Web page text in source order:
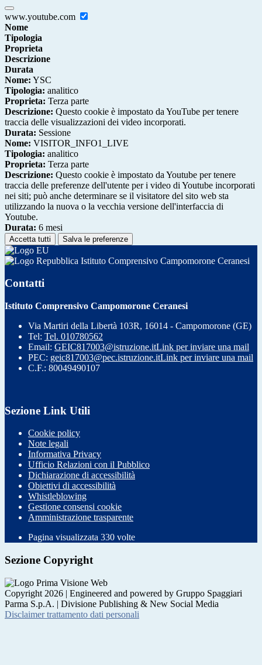
www.youtube.com
Nome
Tipologia
Proprieta
Descrizione
Durata
Nome: YSC
Tipologia: analitico
Proprieta: Terza parte
Descrizione: Questo cookie è impostato da YouTube per tenere
traccia delle visualizzazioni dei video incorporati.
Durata: Sessione
Nome: VISITOR_INFO1_LIVE
Tipologia: analitico
Proprieta: Terza parte
Descrizione: Questo cookie è impostato da Youtube per tenere
traccia delle preferenze dell'utente per i video di Youtube incorporati
nei siti; può anche determinare se il visitatore del sito web sta
utilizzando la nuova o la vecchia versione dell'interfaccia di
Youtube.
Durata: 6 mesi
Accetta tutti Salva le preferenze
Istituto Comprensivo Campomorone Ceranesi
Contatti
Istituto Comprensivo Campomorone Ceranesi
Via Martiri della Libertà 103R, 16014 - Campomorone (GE)
Tel: Tel. 010780562
Email: GEIC817003@istruzione.itLink per inviare una mail
PEC: geic817003@pec.istruzione.itLink per inviare una mail
C.F.: 80049490107
Sezione Link Utili
Cookie policy
Note legali
Informativa Privacy
Ufficio Relazioni con il Pubblico
Dichiarazione di accessibilità
Obiettivi di accessibilità
Whistleblowing
Gestione consensi cookie
Amministrazione trasparente
Pagina visualizzata 330 volte
Sezione Copyright
Copyright 2026 | Engineered and powered by Gruppo Spaggiari
Parma S.p.A. | Divisione Publishing & New Social Media
Disclaimer trattamento dati personali